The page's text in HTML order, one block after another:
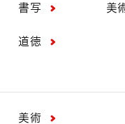
書写 美
道徳
美術